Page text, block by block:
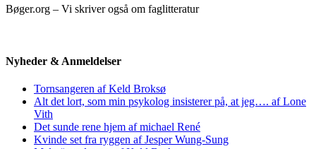
Bøger.org – Vi skriver også om faglitteratur
Nyheder & Anmeldelser
Tornsangeren af Keld Broksø
Alt det lort, som min psykolog insisterer på, at jeg…. af Lone
Vith
Det sunde rene hjem af michael René
Kvinde set fra ryggen af Jesper Wung-Sung